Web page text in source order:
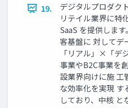
19.
デジタルプロダク
リテイル業界に特
SaaS を提供しま
客基盤に 対してデ
「リアル」×「デ
事業やB2C事業を
設業界向けに施 工
な効率化を実現 す
しており、中核